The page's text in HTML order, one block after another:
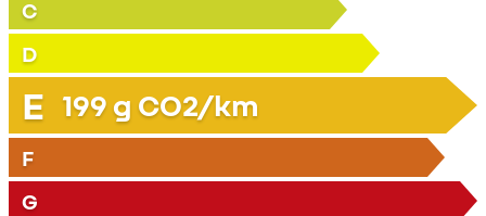
C
D
E 199 g CO2/km
F
G